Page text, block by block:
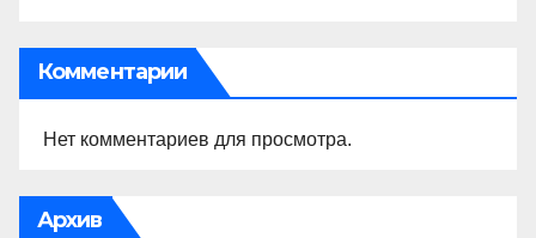
Комментарии
Нет комментариев для просмотра.
Архив